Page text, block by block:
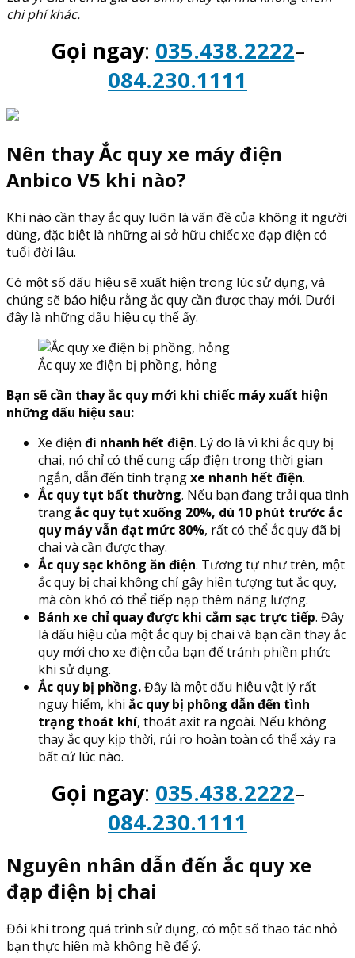
chi phí khác.
Gọi ngay: 035.438.2222–
084.230.1111
Nên thay Ắc quy xe máy điện
Anbico V5 khi nào?
Khi nào cần thay ắc quy luôn là vấn đề của không ít người
dùng, đặc biệt là những ai sở hữu chiếc xe đạp điện có
tuổi đời lâu.
Có một số dấu hiệu sẽ xuất hiện trong lúc sử dụng, và
chúng sẽ báo hiệu rằng ắc quy cần được thay mới. Dưới
đây là những dấu hiệu cụ thể ấy.
Ắc quy xe điện bị phồng, hỏng
Bạn sẽ cần thay ắc quy mới khi chiếc máy xuất hiện
những dấu hiệu sau:
Xe điện đi nhanh hết điện. Lý do là vì khi ắc quy bị
chai, nó chỉ có thể cung cấp điện trong thời gian
ngắn, dẫn đến tình trạngxe nhanh hết điện.
Ắc quy tụt bất thường. Nếu bạn đang trải qua tình
trạngắc quy tụt xuống 20%, dù 10 phút trước ắc
quy máy vẫn đạt mức 80%, rất có thể ắc quy đã bị
chai và cần được thay.
Ắc quy sạc không ăn điện. Tương tự như trên, một
ắc quy bị chai không chỉ gây hiện tượng tụt ắc quy,
mà còn khó có thể tiếp nạp thêm năng lượng.
Bánh xe chỉ quay được khi cắm sạc trực tiếp. Đây
là dấu hiệu của một ắc quy bị chai và bạn cần thay ắc
quy mới cho xe điện của bạn để tránh phiền phức
khi sử dụng.
Ắc quy bị phồng.Đây là một dấu hiệu vật lý rất
nguy hiểm, khi ắc quy bị phồng dẫn đến tình
trạng thoát khí, thoát axit ra ngoài. Nếu không
thay ắc quy kịp thời, rủi ro hoàn toàn có thể xảy ra
bất cứ lúc nào.
Gọi ngay: 035.438.2222–
084.230.1111
Nguyên nhân dẫn đến ắc quy xe
đạp điện bị chai
Đôi khi trong quá trình sử dụng, có một số thao tác nhỏ
bạn thực hiện mà không hề để ý.